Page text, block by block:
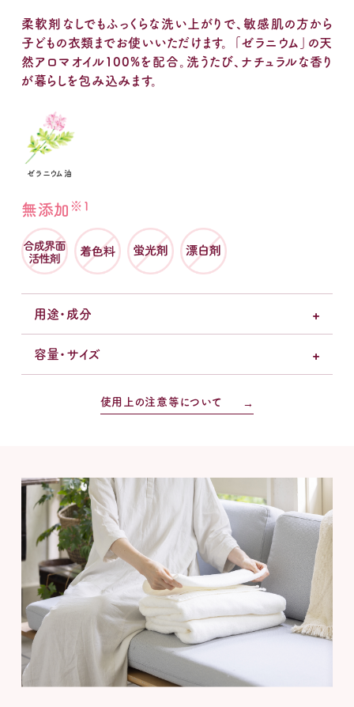
柔軟剤なしでもふっくらな洗い上がりで、敏感肌の方から
子どもの衣類までお使いいただけます。 「ゼラニウム」の天
然アロマオイル100%を配合。洗うたび、ナチュラルな香り
が暮らしを包み込みます。
ゼラニウム油
無添加 ※1
用途・成分
容量・サイズ
使用上の注意等について